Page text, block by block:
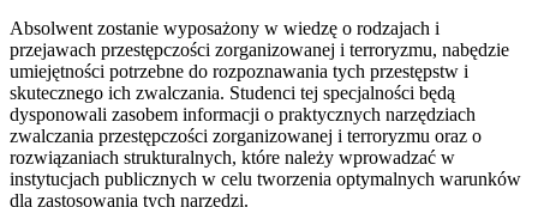
Absolwent zostanie wyposażony w wiedzę o rodzajach i
przejawach przestępczości zorganizowanej i terroryzmu, nabędzie
umiejętności potrzebne do rozpoznawania tych przestępstw i
skutecznego ich zwalczania. Studenci tej specjalności będą
dysponowali zasobem informacji o praktycznych narzędziach
zwalczania przestępczości zorganizowanej i terroryzmu oraz o
rozwiązaniach strukturalnych, które należy wprowadzać w
instytucjach publicznych w celu tworzenia optymalnych warunków
dla zastosowania tych narzędzi.